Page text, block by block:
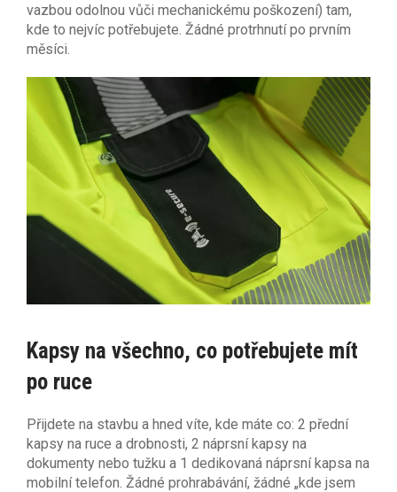
vazbou odolnou vůči mechanickému poškození) tam,
kde to nejvíc potřebujete. Žádné protrhnutí po prvním
měsíci.
Kapsy na všechno, co potřebujete mít
po ruce
Přijdete na stavbu a hned víte, kde máte co: 2 přední
kapsy na ruce a drobnosti, 2 náprsní kapsy na
dokumenty nebo tužku a 1 dedikovaná náprsní kapsa na
mobilní telefon. Žádné prohrabávání, žádné „kde jsem